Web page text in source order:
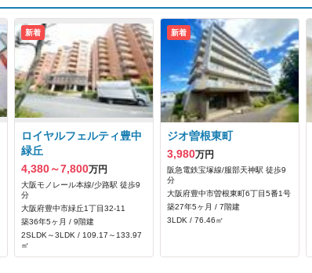
新着
ロイヤルフェルティ豊中
緑丘
4,380～7,800万円
大阪モノレール本線/少路駅 徒歩9
分
大阪府豊中市緑丘1丁目32-11
築36年5ヶ月 / 9階建
2SLDK～3LDK / 109.17～133.97
㎡
新着
ジオ曽根東町
3,980万円
阪急電鉄宝塚線/服部天神駅 徒歩9
分
大阪府豊中市曽根東町6丁目5番1号
築27年5ヶ月 / 7階建
3LDK / 76.46㎡